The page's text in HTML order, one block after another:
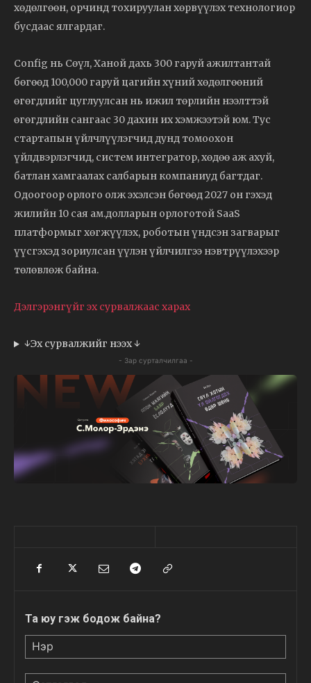
хөдөлгөөн, орчинд тохируулан хөрвүүлэх технологиор
бусдаас ялгардаг.
Config нь Сөүл, Ханой дахь 300 гаруй ажилтантай
бөгөөд 100,000 гаруй цагийн хүний хөдөлгөөний
өгөгдлийг цуглуулсан нь ижил төрлийн нээлттэй
өгөгдлийн сангаас 30 дахин их хэмжээтэй юм. Тус
стартапын үйлчлүүлэгчид дунд томоохон
үйлдвэрлэгчид, систем интегратор, хөдөө аж ахуй,
батлан хамгаалах салбарын компаниуд багтдаг.
Одоогоор орлого олж эхэлсэн бөгөөд 2027 он гэхэд
жилийн 10 сая ам.долларын орлоготой SaaS
платформыг хөгжүүлэх, роботын үндсэн загварыг
үүсгэхэд зориулсан үүлэн үйлчилгээ нэвтрүүлэхээр
төлөвлөж байна.
Дэлгэрэнгүйг эх сурвалжаас харах
↓Эх сурвалжийг нээх ↓
- Зар сурталчилгаа -
Та юу гэж бодож байна?